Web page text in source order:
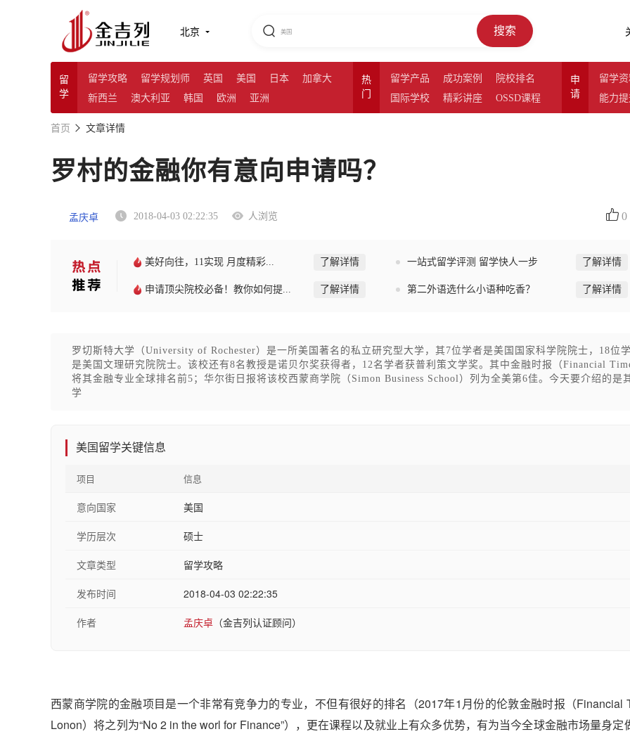
北京 搜索
留
学
留学攻略 留学规划师 英国 美国 日本
加拿大
新西兰
澳大利亚 韩国 欧洲 亚洲
热
门
留学产品 成功案例
院校排名
国际学校
精彩讲座 OSSD课程
申
请
留学
能力
首页 文章详情
罗村的金融你有意向申请吗？
孟庆卓 2018-04-03 02:22:35 人浏览 0
美好向往，11实现 月度精彩... 了解详情 一站式留学评测 留学快人一步 了解详情
申请顶尖院校必备！教你如何提... 了解详情 第二外语选什么小语种吃香？ 了解详情
罗切斯特大学（University of Rochester）是一所美国著名的私立研究型大学，其7位学者是美国国家科学院院士，18位
是美国文理研究院院士。该校还有8名教授是诺贝尔奖获得者，12名学者获普利策文学奖。其中金融时报（Financial
将其金融专业全球排名前5；华尔街日报将该校西蒙商学院（Simon Business School）列为全美第6佳。今天要介绍的是
学
美国留学关键信息
项目 信息
意向国家 美国
学历层次 硕士
文章类型 留学攻略
发布时间 2018-04-03 02:22:35
作者 孟庆卓 （金吉列认证顾问）
西蒙商学院的金融项目是一个非常有竞争力的专业，不但有很好的排名（2017年1月份的伦敦金融时报（Financial
Lonon）将之列为“No 2 in the worl for Finance”），更在课程以及就业上有众多优势，有为当今全球金融市场量身定